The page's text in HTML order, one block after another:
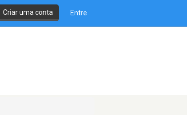
Criar uma conta Entre